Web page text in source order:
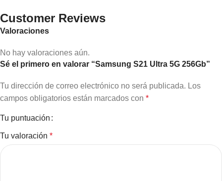
Customer Reviews
Valoraciones
No hay valoraciones aún.
Sé el primero en valorar “Samsung S21 Ultra 5G 256Gb”
Tu dirección de correo electrónico no será publicada. Los
campos obligatorios están marcados con *
Tu puntuación
Tu valoración *